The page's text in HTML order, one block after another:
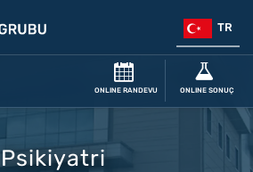
TR
ONLINE RANDEVU ONLINE SONUÇ
Psikiyatri